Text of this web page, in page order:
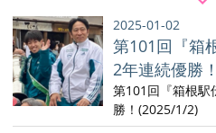
2025-01-02
第101回『箱
2年連続優勝
第101回『箱根駅
勝！(2025/1/2)